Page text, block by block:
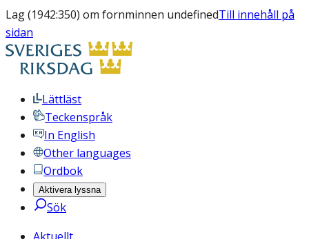
Lag (1942:350) om fornminnen undefinedTill innehåll på
sidan
Lättläst
Teckenspråk
In English
Other languages
Ordbok
Aktivera lyssna
Sök